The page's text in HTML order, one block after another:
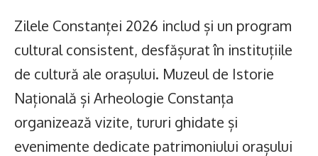
Zilele Constanței 2026 includ și un program
cultural consistent, desfășurat în instituțiile
de cultură ale orașului. Muzeul de Istorie
Națională și Arheologie Constanța
organizează vizite, tururi ghidate și
evenimente dedicate patrimoniului orașului